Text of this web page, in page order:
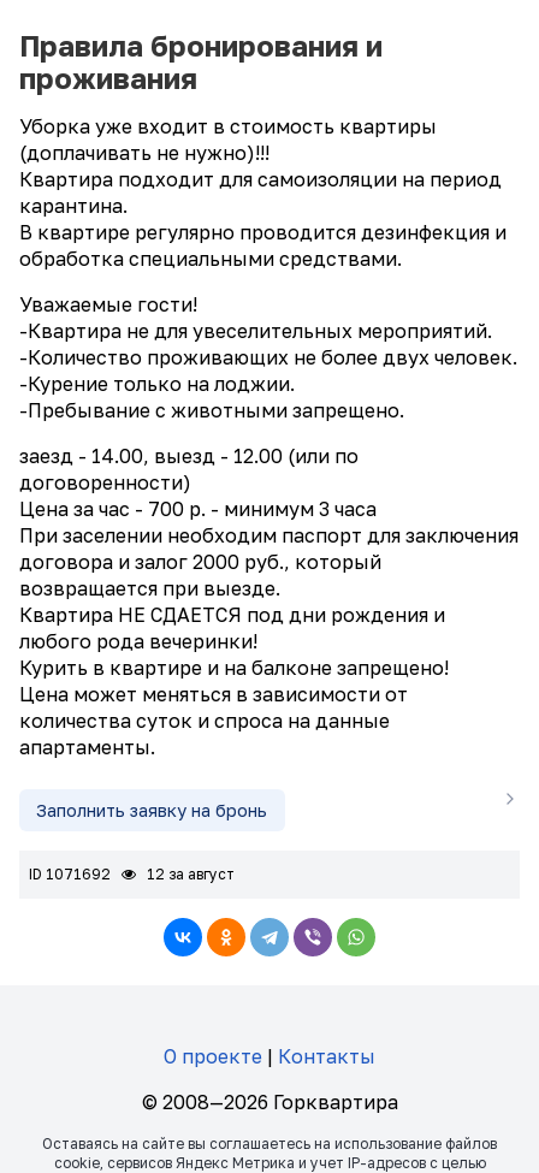
Правила бронирования и
проживания
Уборка уже входит в стоимость квартиры
(доплачивать не нужно)!!!
Квартира подходит для самоизоляции на период
карантина.
В квартире регулярно проводится дезинфекция и
обработка специальными средствами.
Уважаемые гости!
-Квартира не для увеселительных мероприятий.
-Количество проживающих не более двух человек.
-Курение только на лоджии.
-Пребывание с животными запрещено.
заезд - 14.00, выезд - 12.00 (или по
договоренности)
Цена за час - 700 р. - минимум 3 часа
При заселении необходим паспорт для заключения
договора и залог 2000 руб., который
возвращается при выезде.
Квартира НЕ СДАЕТСЯ под дни рождения и
любого рода вечеринки!
Курить в квартире и на балконе запрещено!
Цена может меняться в зависимости от
количества суток и спроса на данные
апартаменты.
Заполнить заявку на бронь
ID 1071692 12 за август
О проекте | Контакты
© 2008—2026 Горквартира
Оставаясь на сайте вы соглашаетесь на использование файлов
сookie, сервисов Яндекс Метрика и учет IP-адресов с целью